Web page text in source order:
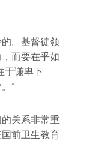
。基督徒领
而要在乎如
于谦卑下
”
关系非常重
前卫生教育